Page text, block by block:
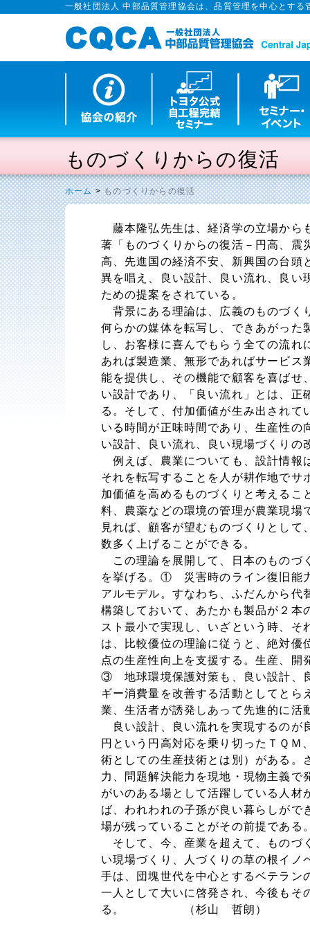
一般社団法人 中部品質管理協会は、品質管理を中心とす
ものづくりからの復活
ホーム>ものづくりからの復活
藤本隆弘先生は、経済学の立場から
著「ものづくりからの復活－円高、震
高、先進国の経済不安、新興国の台頭
異を唱え、良い設計、良い流れ、良い
ための提案をされている。
背景にある理論は、広義のものづく
何らかの媒体を転写し、できあがった
し、お客様に喜んでもらう全ての流
あれば製造業、無形であればサービ
能を提供し、その機能で顧客を喜ばせ
い設計であり、「良い流れ」とは、
る。そして、付加価値が生み出され
いる時間が正味時間であり、生産性
い設計、良い流れ、良い現場づくりの
例えば、農業についても、設計情報
それを転写することを人が耕作地で
加価値を高めるものづくりと考える
料、農薬などの環境の管理が農業現場
見れば、顧客が望むものづくりとし
数多く上げることができる。
この理論を展開して、日本のものづ
を挙げる。① 災害時のライン復旧能
アルモデル。すなわち、ふだんから
構築しておいて、あたかも製品が２本
スト最小で実現し、いざという時、
は、比較優位の理論に従うと、絶対
点の生産性向上を支援する。生産、
③ 地球環境保護対策も、良い設計、
ギー消費量を改善する活動としてと
業、生活者が誘発しあって先進的に活
良い設計、良い流れを実現するのが
円という円高対応を乗り切ったＴＱ
術としての生産技術とは別）がある。
力、問題解決能力を現地・現物主義
がいのある場として活躍している人
ば、われわれの子孫が良い暮らしが
場が残っていることがその前提である
そして、今、産業を超えて、ものづ
い現場づくり、人づくりの草の根イ
手は、団塊世代を中心とするベテラン
一人として大いに啓発され、今後もそ
る。 （杉山 哲朗）